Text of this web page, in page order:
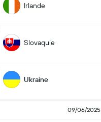
Irlande
Slovaquie
Ukraine
09/06/2025